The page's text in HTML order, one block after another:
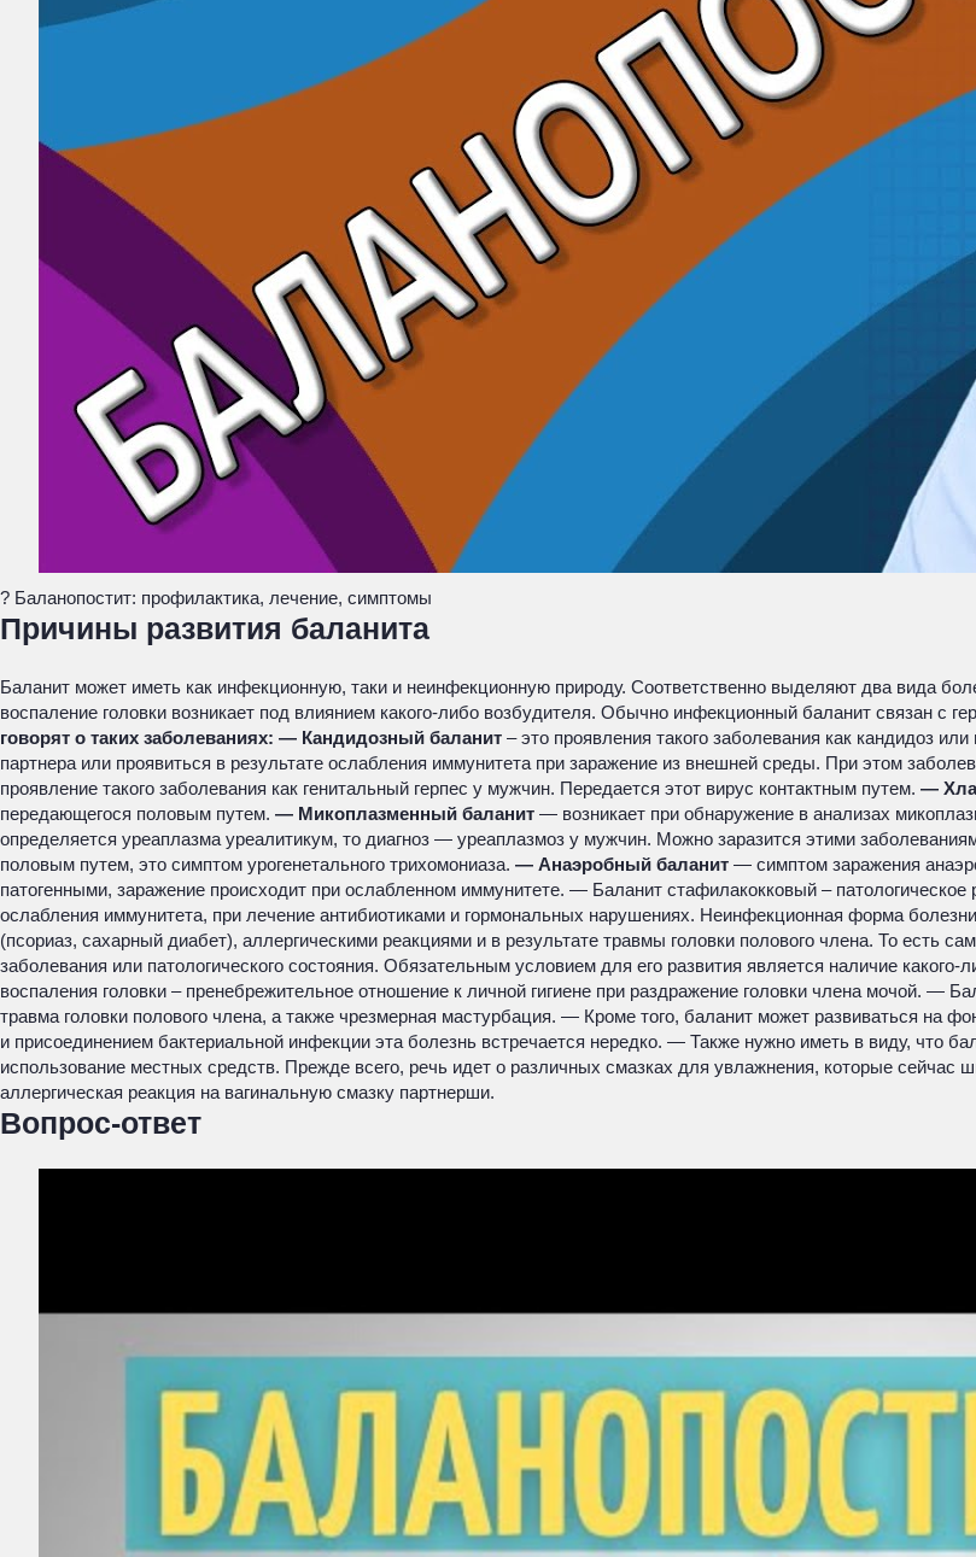
? Баланопостит: профилактика, лечение, симптомы
Причины развития баланита
Баланит может иметь как инфекционную, таки и неинфекционную природу. Соответственно выделяют два вида
воспаление головки возникает под влиянием какого-либо возбудителя. Обычно инфекционный баланит связан с
говорят о таких заболеваниях: — Кандидозный баланит – это проявления такого заболевания как кандидоз
партнера или проявиться в результате ослабления иммунитета при заражение из внешней среды. При этом
проявление такого заболевания как генитальный герпес у мужчин. Передается этот вирус контактным путем. —
передающегося половым путем. — Микоплазменный баланит — возникает при обнаружение в анализах
определяется уреаплазма уреалитикум, то диагноз — уреаплазмоз у мужчин. Можно заразится этими
половым путем, это симптом урогенетального трихомониаза. — Анаэробный баланит — симптом заражения
патогенными, заражение происходит при ослабленном иммунитете. — Баланит стафилакокковый –
ослабления иммунитета, при лечение антибиотиками и гормональных нарушениях. Неинфекционная форма
(псориаз, сахарный диабет), аллергическими реакциями и в результате травмы головки полового члена. То есть
заболевания или патологического состояния. Обязательным условием для его развития является наличие
воспаления головки – пренебрежительное отношение к личной гигиене при раздражение головки члена мочой. —
травма головки полового члена, а также чрезмерная мастурбация. — Кроме того, баланит может развиваться
и присоединением бактериальной инфекции эта болезнь встречается нередко. — Также нужно иметь в виду, что
использование местных средств. Прежде всего, речь идет о различных смазках для увлажнения, которые сейчас
аллергическая реакция на вагинальную смазку партнерши.
Вопрос-ответ